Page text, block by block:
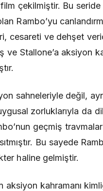
çekilmiştir. Bu
Rambo’yu
cesareti ve dehşet
Stallone’a aksiyon
sahneleriyle değil,
zorluklarıyla da
geçmiş
Bu sayede
haline gelmiştir.
aksiyon kahramanı